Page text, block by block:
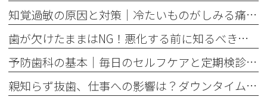
知覚過敏の原因と対策｜冷たいものがしみる痛みを今すぐ和らげる方法
歯が欠けたままはNG！悪化する前に知るべき応急処置と歯医者での治療
予防歯科の基本｜毎日のセルフケアと定期検診で将来の歯を守る方法
親知らず抜歯、仕事への影響は？ダウンタイムと抜く基準を解説